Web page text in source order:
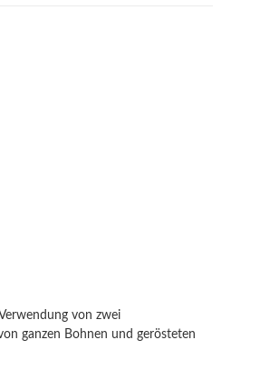
von zwei
ganzen Bohnen und gerösteten